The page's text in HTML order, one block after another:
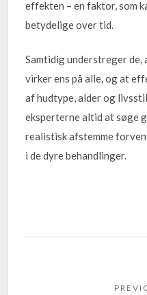
effekten – en faktor, som
betydelige over tid.
Samtidig understreger de,
virker ens på alle, og at
af hudtype, alder og
eksperterne altid at søge
realistisk afstemme
i de dyre behandlinger.